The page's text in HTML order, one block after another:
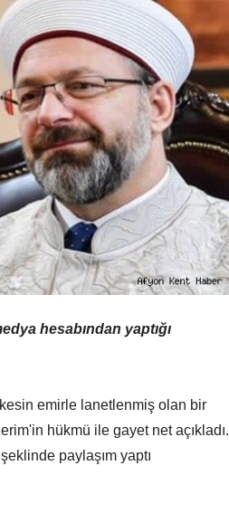
hesabından yaptığı
emirle lanetlenmiş olan bir
hükmü ile gayet net açıkladı.
paylaşım yaptı